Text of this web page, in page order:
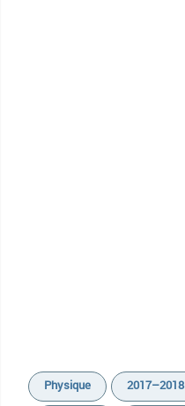
Physique 2017–2018